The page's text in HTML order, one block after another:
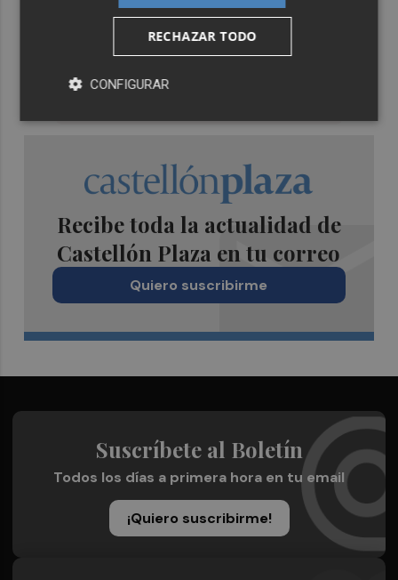
Recibe toda la actualidad de
Castellón Plaza en tu correo
Quiero suscribirme
Suscríbete al Boletín
Todos los días a primera hora en tu email
¡Quiero suscribirme!
RECHAZAR TODO
CONFIGURAR